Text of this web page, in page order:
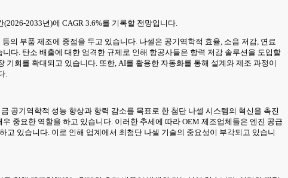
2033년)에 CAGR 3.6%를 기록할 전망입니다.
의 부품 제조에 중점을 두고 있습니다. 나셀은 공기역학적 효율, 소음 저감, 연료
다. 탄소 배출에 대한 엄격한 규제로 인해 항공사들은 항력 저감 솔루션을 도입할
회를 확대되고 있습니다. 또한, AI를 활용한 자동화를 통해 설계와 제조 과정이
.
공기역학적 성능 향상과 항력 감소를 목표로 한 첨단 나셀 시스템의 혁신을 촉진
중요한 역할을 하고 있습니다. 이러한 추세에 따라 OEM 제조업체들은 엔진 공급
있습니다. 이로 인해 업계에서 최첨단 나셀 기술의 중요성이 부각되고 있습니